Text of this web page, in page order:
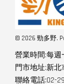
© 2026 勁多野.
營業時間:每週
門市地址:新
聯絡電話:02-